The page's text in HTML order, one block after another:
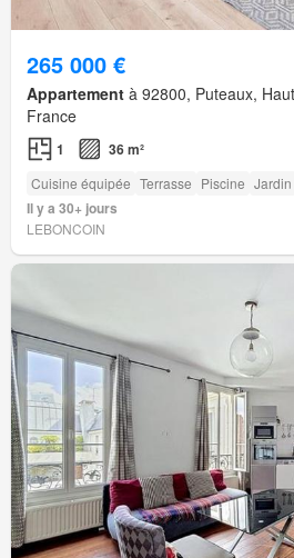
265 000 €
Appartement à 92800, Puteaux,
France
1 36 m²
Cuisine équipée Terrasse Piscine Jardin
Il y a 30+ jours
LEBONCOIN